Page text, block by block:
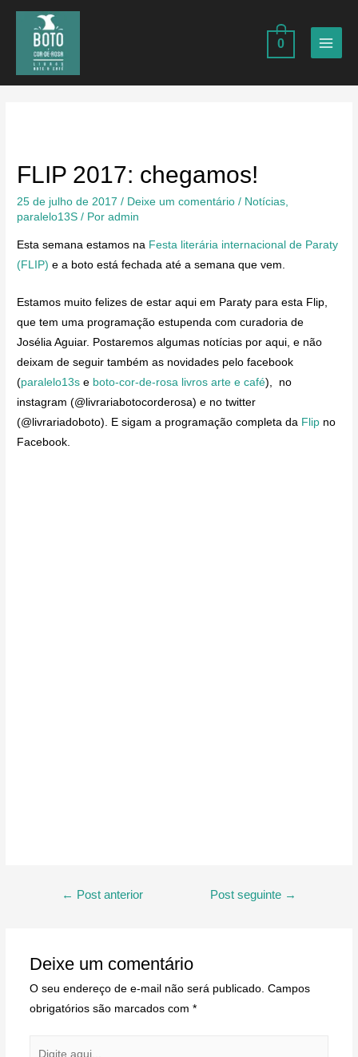
conteúdo
0
MAIN
FLIP 2017: chegamos!
25 de julho de 2017 / Deixe um comentário / Notícias
paralelo13S / Poradmin
Esta semana estamos na Festa literária internacional de Paraty
(FLIP) e a boto está fechada até a semana que vem.
Estamos muito felizes de estar aqui em Paraty para esta Flip,
que tem uma programação estupenda com curadoria de
Josélia Aguiar. Postaremos algumas notícias por aqui, e não
deixam de seguir também as novidades pelo facebook
(paralelo13s e boto-cor-de-rosa livros arte e café), no
instagram (@livrariabotocorderosa) e no twitter
(@livrariadoboto). E sigam a programação completa da Flip no
Facebook.
Navegação
← Post anterior Post seguinte →
Deixe um comentário
O seu endereço de e-mail não será publicado. Campos
obrigatórios são marcados com *